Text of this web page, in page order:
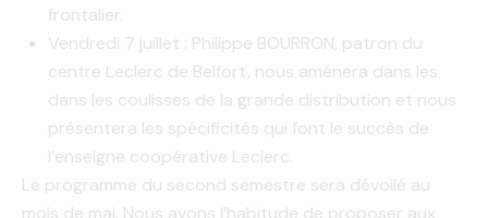
frontalier.
Vendredi 7 juillet : Philippe BOURRON, patron du
centre Leclerc de Belfort, nous aménera dans les
dans les coulisses de la grande distribution et nous
présentera les spécificités qui font le succès de
l’enseigne coopérative Leclerc.
Le programme du second semestre sera dévoilé au
mois de mai. Nous avons l’habitude de proposer aux